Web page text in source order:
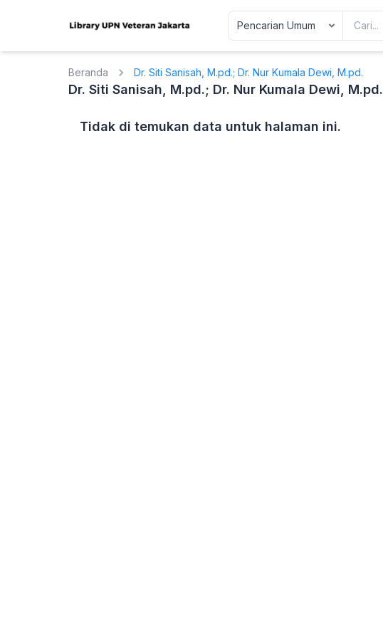
Beranda Dr. Siti Sanisah, M.pd.; Dr. Nur Kumala Dewi, M.pd.
Dr. Siti Sanisah, M.pd.; Dr. Nur Kumala Dewi, M.pd.
Tidak di temukan data untuk halaman ini.